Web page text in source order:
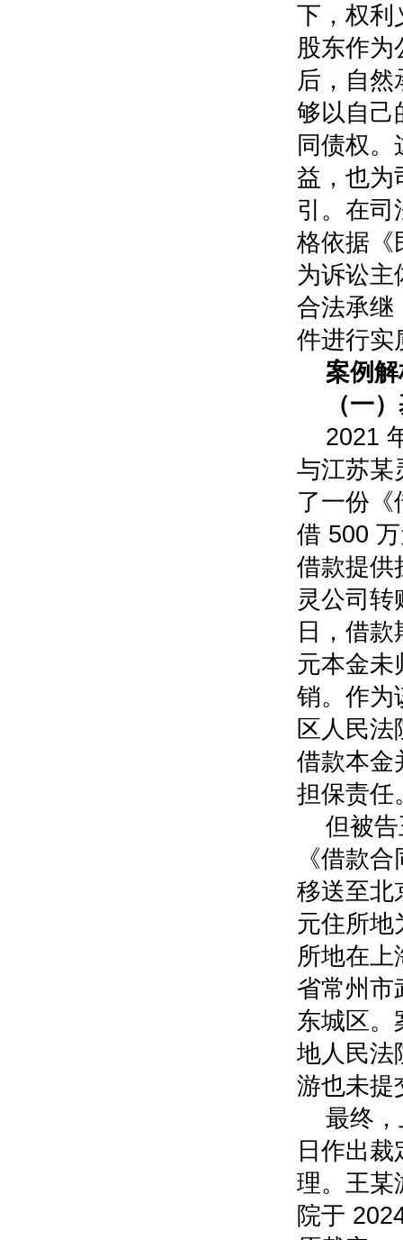
下，权利
股东作为
后，自
够以自己
同债权
益，也为
引。在司
格依据《
为诉讼主
合法承继
件进行实
案例
（一
2021
与江苏某
了一份《
借 500
借款提供
灵公司
日，借
元本金未
销。作为
区人民
借款本金
担保责任
但被
《借款
移送至北
元住所地
所地在上
省常州市
东城区。
地人民法
游也未提
最终
日作出
理。王某
院于